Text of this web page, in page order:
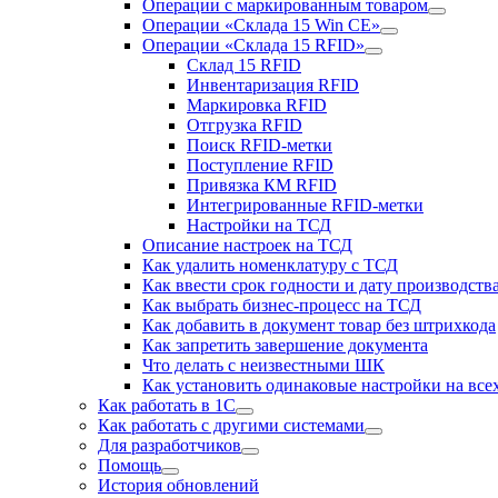
Операции с маркированным товаром
Операции «Склада 15 Win CE»
Операции «Склада 15 RFID»
Склад 15 RFID
Инвентаризация RFID
Маркировка RFID
Отгрузка RFID
Поиск RFID-метки
Поступление RFID
Привязка КМ RFID
Интегрированные RFID-метки
Настройки на ТСД
Описание настроек на ТСД
Как удалить номенклатуру с ТСД
Как ввести срок годности и дату производства
Как выбрать бизнес-процесс на ТСД
Как добавить в документ товар без штрихкода
Как запретить завершение документа
Что делать с неизвестными ШК
Как установить одинаковые настройки на
Как работать в 1С
Как работать с другими системами
Для разработчиков
Помощь
История обновлений